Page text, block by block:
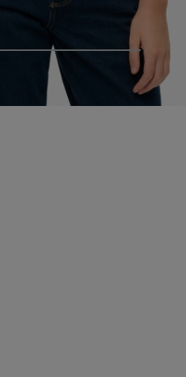
6